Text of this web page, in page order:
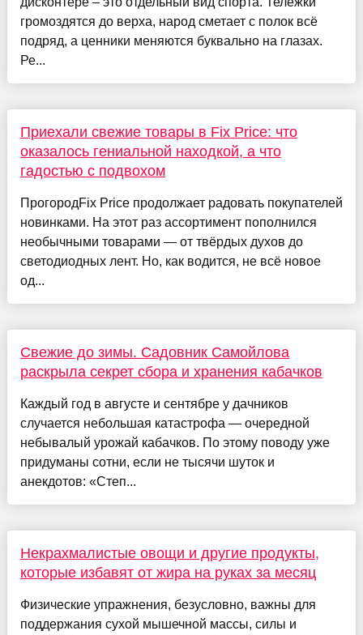
громоздятся до верха, народ сметает с полок всё
подряд, а ценники меняются буквально на глазах.
Ре...
Приехали свежие товары в Fix Price: что
оказалось гениальной находкой, а что
гадостью с подвохом
ПрогородFix Price продолжает радовать покупателей
новинками. На этот раз ассортимент пополнился
необычными товарами — от твёрдых духов до
светодиодных лент. Но, как водится, не всё новое
од...
Свежие до зимы. Садовник Самойлова
раскрыла секрет сбора и хранения кабачков
Каждый год в августе и сентябре у дачников
случается небольшая катастрофа — очередной
небывалый урожай кабачков. По этому поводу уже
придуманы сотни, если не тысячи шуток и
анекдотов: «Степ...
Некрахмалистые овощи и другие продукты,
которые избавят от жира на руках за месяц
Физические упражнения, безусловно, важны для
поддержания сухой мышечной массы, силы и